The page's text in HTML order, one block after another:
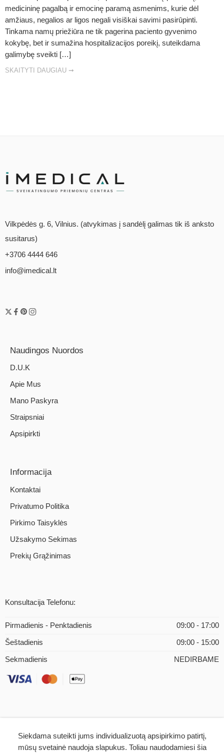
medicininę pagalbą ir emocinę paramą asmenims, kurie dėl
amžiaus, negalios ar ligos negali visiškai savimi pasirūpinti.
Tinkama namų priežiūra ne tik pagerina paciento gyvenimo
kokybę, bet ir sumažina hospitalizacijos poreikį, suteikdama
galimybę sveikti […]
SKAITYTI DAUGIAU ➞
Vilkpėdės g. 6, Vilnius. (atvykimas į sandėlį galimas tik iš anksto
susitarus)
+3706 4444 646
info@imedical.lt
Naudingos Nuordos
D.U.K
Apie Mus
Mano Paskyra
Straipsniai
Apsipirkti
Informacija
Kontaktai
Privatumo Politika
Pirkimo Taisyklės
Užsakymo Sekimas
Prekių Grąžinimas
Konsultacija Telefonu:
Pirmadienis - Penktadienis 09:00 - 17:00
Šeštadienis 09:00 - 15:00
Sekmadienis NEDIRBAME
© 2026 – iMEDICAL.LT | Visos teisės saugomos
Siekdama suteikti jums individualizuotą apsipirkimo patirtį,
mūsų svetainė naudoja slapukus. Toliau naudodamiesi šia